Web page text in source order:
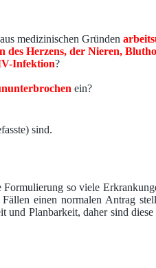
aus medizinischen Gründen
des Herzens, der Nieren,
Infektion?
ein?
sind.
so viele
einen normalen Antrag
Planbarkeit, daher sind